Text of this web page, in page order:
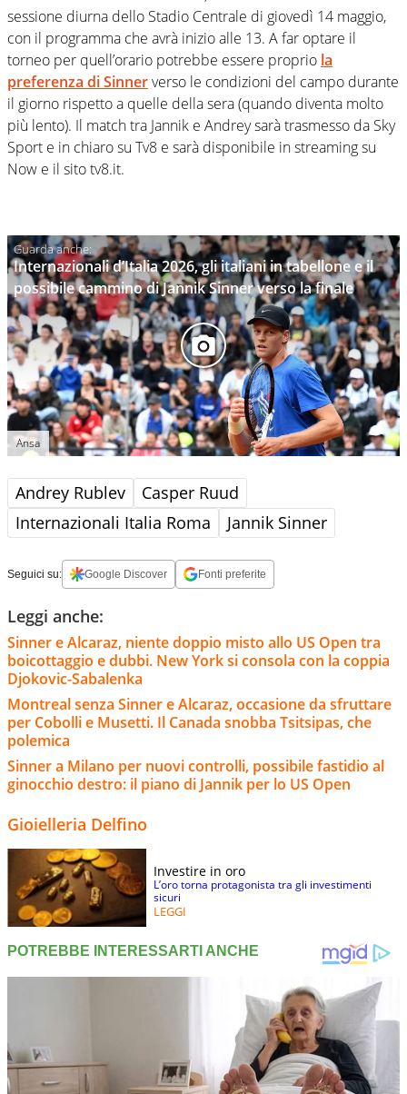
sessione diurna dello Stadio Centrale di giovedì 14 maggio,
con il programma che avrà inizio alle 13. A far optare il
torneo per quell’orario potrebbe essere proprio la
preferenza diSinnerverso le condizioni del campo durante
il giorno rispetto a quelle della sera (quando diventa molto
più lento). Il match tra Jannik e Andrey sarà trasmesso da Sky
Sport e in chiaro su Tv8 e sarà disponibile in streaming su
Now e il sito tv8.it.
Internazionali d’Italia 2026, gli italiani in tabellone e il
possibile cammino di Jannik Sinner verso la finale
Ansa
Andrey Rublev
Casper Ruud
Internazionali Italia Roma
Jannik Sinner
Seguici su: Google Discover Fonti preferite
Leggi anche:
Sinner e Alcaraz, niente doppio misto allo US Open tra
boicottaggio e dubbi. New York si consola con la coppia
Djokovic-Sabalenka
Montreal senza Sinner e Alcaraz, occasione da sfruttare
per Cobolli e Musetti. Il Canada snobba Tsitsipas, che
polemica
Sinner a Milano per nuovi controlli, possibile fastidio al
ginocchio destro: il piano di Jannik per lo US Open
Gioielleria Delfino
Investire in oro
L’oro torna protagonista tra gli investimenti
sicuri
LEGGI